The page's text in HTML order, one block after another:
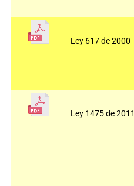
Ley 617 de 2000
Ley 1475 de 2011